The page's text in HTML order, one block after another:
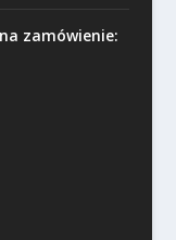
zamówienie: